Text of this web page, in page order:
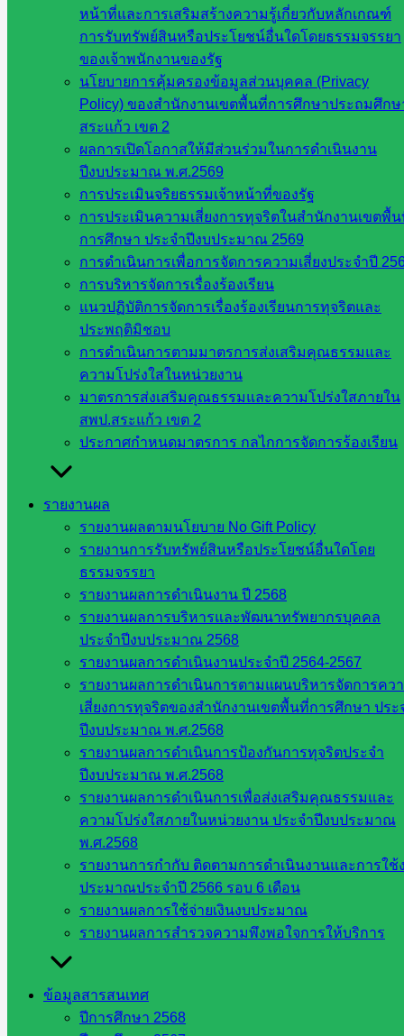
หน้าที่และการเสริมสร้างความรู้เกี่ยวกับหลักเกณฑ์
การรับทรัพย์สินหรือประโยชน์อื่นใดโดยธรรมจรรยา
ของเจ้าพนักงานของรัฐ
นโยบายการคุ้มครองข้อมูลส่วนบุคคล (Privacy
Policy) ของสำนักงานเขตพื้นที่การศึกษาประถมศึกษ
สระแก้ว เขต 2
ผลการเปิดโอกาสให้มีส่วนร่วมในการดำเนินงาน
ปีงบประมาณ พ.ศ.2569
การประเมินจริยธรรมเจ้าหน้าที่ของรัฐ
การประเมินความเสี่ยงการทุจริตในสำนักงานเขตพื้
การศึกษา ประจำปีงบประมาณ 2569
การดำเนินการเพื่อการจัดการความเสี่ยงประจำปี
การบริหารจัดการเรื่องร้องเรียน
แนวปฏิบัติการจัดการเรื่องร้องเรียนการทุจริตและ
ประพฤติมิชอบ
การดำเนินการตามมาตรการส่งเสริมคุณธรรมและ
ความโปร่งใสในหน่วยงาน
มาตรการส่งเสริมคุณธรรมและความโปร่งใสภายใน
สพป.สระแก้ว เขต 2
ประกาศกำหนดมาตรการ กลไกการจัดการร้องเรียน
รายงานผล
รายงานผลตามนโยบาย No Gift Policy
รายงานการรับทรัพย์สินหรือประโยชน์อื่นใดโดย
ธรรมจรรยา
รายงานผลการดำเนินงาน ปี 2568
รายงานผลการบริหารและพัฒนาทรัพยากรบุคคล
ประจำปีงบประมาณ 2568
รายงานผลการดำเนินงานประจำปี 2564-2567
รายงานผลการดำเนินการตามแผนบริหารจัดการคว
เสี่ยงการทุจริตของสำนักงานเขตพื้นที่การศึกษา ประ
ปีงบประมาณ พ.ศ.2568
รายงานผลการดำเนินการป้องกันการทุจริตประจำ
ปีงบประมาณ พ.ศ.2568
รายงานผลการดำเนินการเพื่อส่งเสริมคุณธรรมและ
ความโปร่งใสภายในหน่วยงาน ประจำปีงบประมาณ
พ.ศ.2568
รายงานการกำกับ ติดตามการดำเนินงานและการใช้
ประมาณประจำปี 2566 รอบ 6 เดือน
รายงานผลการใช้จ่ายเงินงบประมาณ
รายงานผลการสำรวจความพึงพอใจการให้บริการ
ข้อมูลสารสนเทศ
ปีการศึกษา 2568
เว็บไซต์
สำนักต่าง
สพฐ.
เว็บไซต์
สพม. ใน
สังกัด
เว็บไซต์
สพป. ใน
สพฐ.
กรมบัญชี
กลาง
สำนักงาน
ส.ก.ส.ค
หน่วยงาน
ในจังหวัด
สระแก้ว
จังหวัด
สระแก้ว
องค์การ
บริหาร
จังหวัด
สระแก้ว
ศึกษาธิการ
จังหวัด
สระแก้ว
สำนักงาน
ส.ก.ส.ค.
จังหวัด
สระแก้ว
สระแก้ว
สพป.สระแก้ว
โรงเรียน
ในสังกัด
สพป.สระแก้ว